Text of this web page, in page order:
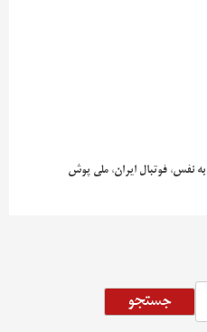
به نفس، فوتبال ایران، ملی پوش
جستجو